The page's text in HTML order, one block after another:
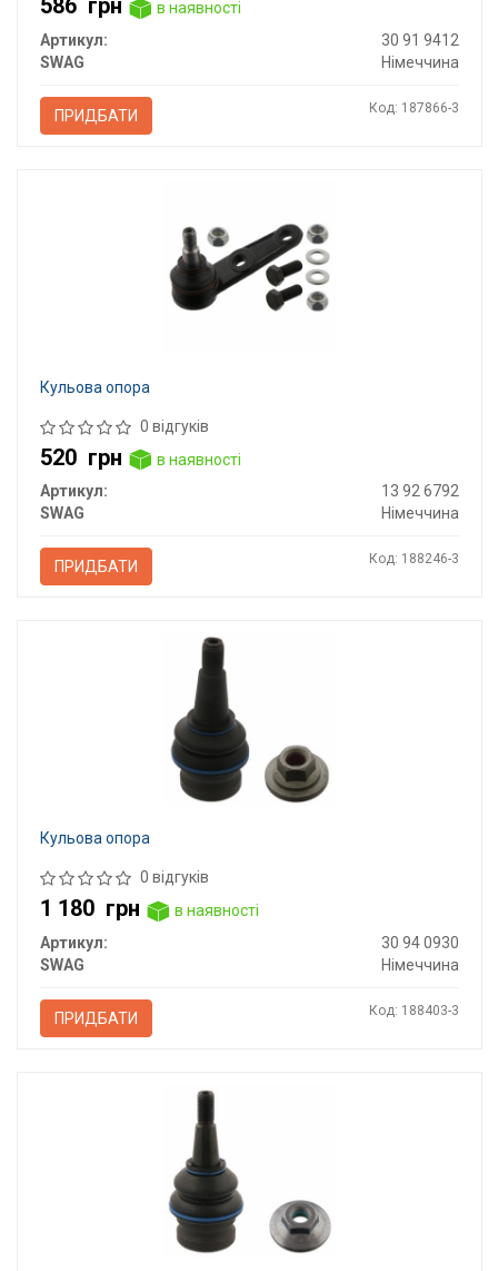
586 грн
в наявності
Артикул:
30 91 9412
SWAG
Німеччина
ПРИДБАТИ Код: 187866-3
Кульова опора
0 відгуків
520 грн
в наявності
Артикул:
13 92 6792
SWAG
Німеччина
ПРИДБАТИ Код: 188246-3
Кульова опора
0 відгуків
1 180 грн
в наявності
Артикул:
30 94 0930
SWAG
Німеччина
ПРИДБАТИ Код: 188403-3